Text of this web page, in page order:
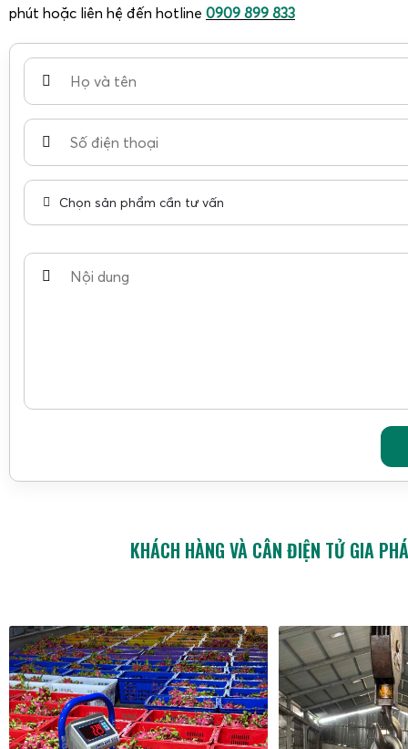
phút hoặc liên hệ đến hotline 0909 899 833
Chọn sản phẩm cần tư vấn
KHÁCH HÀNG VÀ CÂN ĐIỆN TỬ GIA